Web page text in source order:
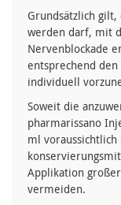
Grundsätzlich
werden darf, mit
Nervenblockade
entsprechend
individuell
Soweit die
pharmarissano
ml
Applikation
vermeiden.